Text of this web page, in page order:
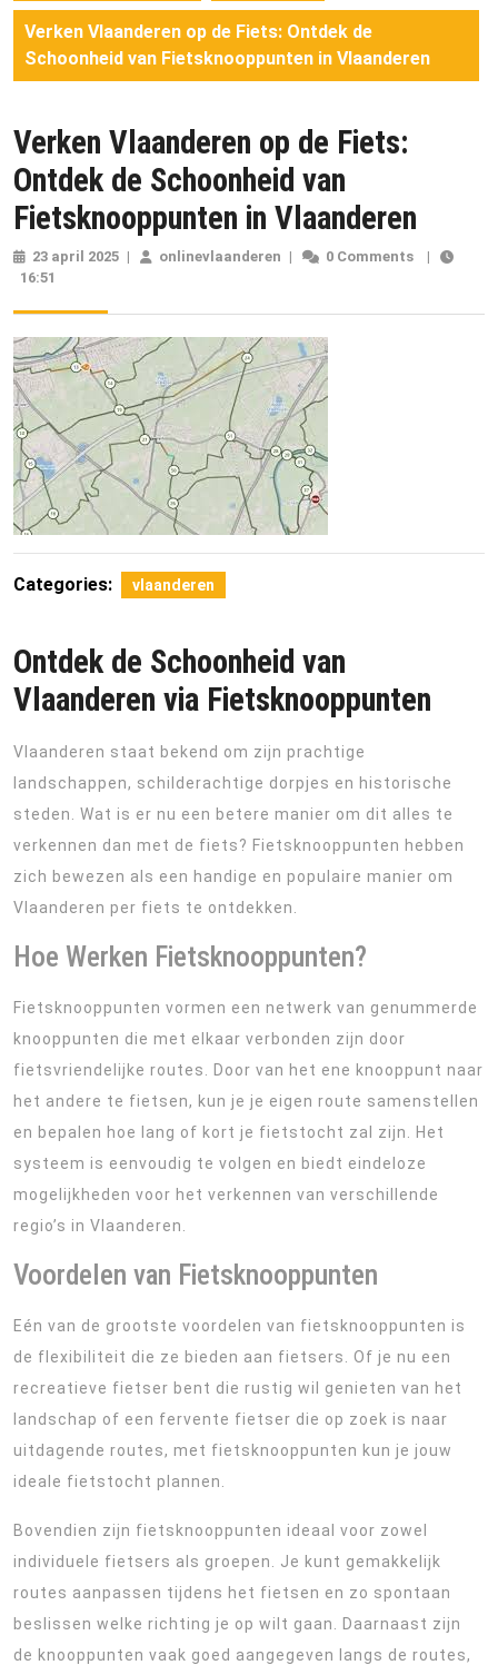
Verken Vlaanderen op de Fiets: Ontdek de
Schoonheid van Fietsknooppunten in Vlaanderen
Verken Vlaanderen op de Fiets:
Ontdek de Schoonheid van
Fietsknooppunten in Vlaanderen
23 april 2025 23
| onlinevlaanderen onlinevlaanderen
| 0 Comments
|
16:51
Categories: vlaanderen
Ontdek de Schoonheid van
Vlaanderen via Fietsknooppunten
Vlaanderen staat bekend om zijn prachtige
landschappen, schilderachtige dorpjes en historische
steden. Wat is er nu een betere manier om dit alles te
verkennen dan met de fiets? Fietsknooppunten hebben
zich bewezen als een handige en populaire manier om
Vlaanderen per fiets te ontdekken.
Hoe Werken Fietsknooppunten?
Fietsknooppunten vormen een netwerk van genummerde
knooppunten die met elkaar verbonden zijn door
fietsvriendelijke routes. Door van het ene knooppunt naar
het andere te fietsen, kun je je eigen route samenstellen
en bepalen hoe lang of kort je fietstocht zal zijn. Het
systeem is eenvoudig te volgen en biedt eindeloze
mogelijkheden voor het verkennen van verschillende
regio’s in Vlaanderen.
Voordelen van Fietsknooppunten
Eén van de grootste voordelen van fietsknooppunten is
de flexibiliteit die ze bieden aan fietsers. Of je nu een
recreatieve fietser bent die rustig wil genieten van het
landschap of een fervente fietser die op zoek is naar
uitdagende routes, met fietsknooppunten kun je jouw
ideale fietstocht plannen.
Bovendien zijn fietsknooppunten ideaal voor zowel
individuele fietsers als groepen. Je kunt gemakkelijk
routes aanpassen tijdens het fietsen en zo spontaan
beslissen welke richting je op wilt gaan. Daarnaast zijn
de knooppunten vaak goed aangegeven langs de routes,